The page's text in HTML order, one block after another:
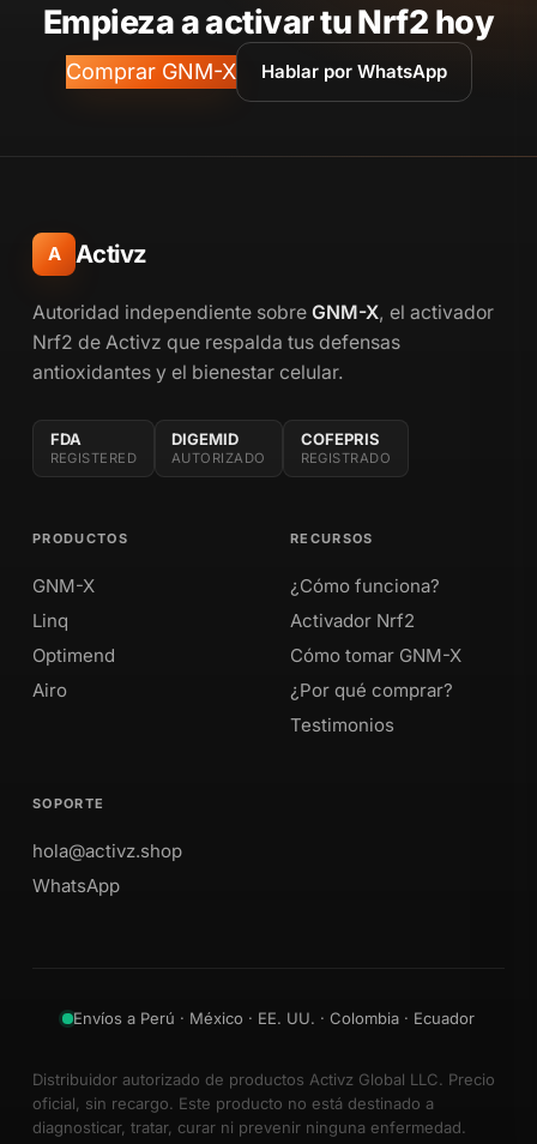
Empieza a activar tu Nrf2 hoy
Comprar GNM-X Hablar por WhatsApp
A Activz
Autoridad independiente sobre GNM-X, el activador
Nrf2 de Activz que respalda tus defensas
antioxidantes y el bienestar celular.
FDA
REGISTERED
DIGEMID
AUTORIZADO
COFEPRIS
REGISTRADO
PRODUCTOS
GNM-X
Linq
Optimend
Airo
RECURSOS
¿Cómo funciona?
Activador Nrf2
Cómo tomar GNM-X
¿Por qué comprar?
Testimonios
SOPORTE
hola@activz.shop
WhatsApp
Envíos a Perú · México · EE. UU. · Colombia · Ecuador
Distribuidor autorizado de productos Activz Global LLC. Precio
oficial, sin recargo. Este producto no está destinado a
diagnosticar, tratar, curar ni prevenir ninguna enfermedad.